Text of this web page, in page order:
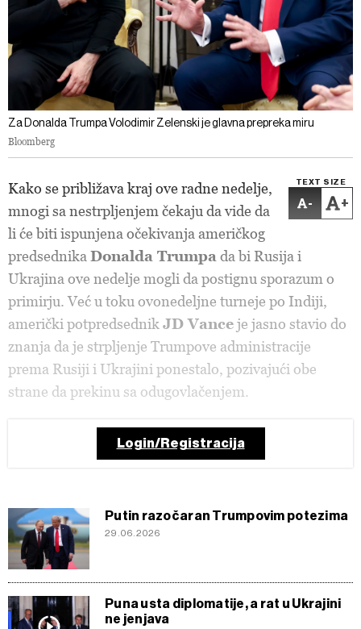
Za Donalda Trumpa Volodimir Zelenski je glavna prepreka miru
Bloomberg
TEXT SIZE
- +
Kako se približava kraj ove radne nedelje,
mnogi sa nestrpljenjem čekaju da vide da
li će biti ispunjena očekivanja američkog
predsednika Donalda Trumpa da bi Rusija i
Ukrajina ove nedelje mogli da postignu sporazum o
primirju. Već u toku ovonedeljne turneje po Indiji,
američki potpredsednik JD Vanceje jasno stavio do
znanja da je strpljenje Trumpove administracije
prema Rusiji i Ukrajini ponestalo, pozivajući obe
strane da prekinu sa odugovlačenjem.
Login/Registracija
Putin razočaran Trumpovim potezima
29.06.2026
Puna usta diplomatije, a rat u Ukrajini
ne jenjava